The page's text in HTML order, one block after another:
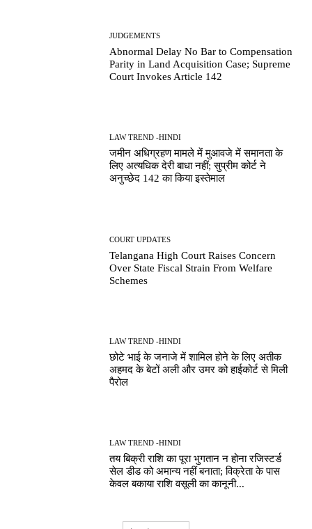
JUDGEMENTS
Abnormal Delay No Bar to Compensation
Parity in Land Acquisition Case; Supreme
Court Invokes Article 142
LAW TREND -HINDI
जमीन अधिग्रहण मामले में मुआवजे में समानता के
लिए अत्यधिक देरी बाधा नहीं; सुप्रीम कोर्ट ने
अनुच्छेद 142 का किया इस्तेमाल
COURT UPDATES
Telangana High Court Raises Concern
Over State Fiscal Strain From Welfare
Schemes
LAW TREND -HINDI
छोटे भाई के जनाजे में शामिल होने के लिए अतीक
अहमद के बेटों अली और उमर को हाईकोर्ट से मिली
पैरोल
LAW TREND -HINDI
तय बिक्री राशि का पूरा भुगतान न होना रजिस्टर्ड
सेल डीड को अमान्य नहीं बनाता; विक्रेता के पास
केवल बकाया राशि वसूली का कानूनी...